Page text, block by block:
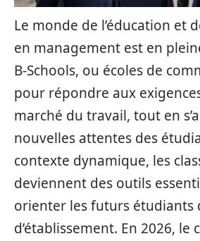
Le monde de l’éducation et
en management est en
B-Schools, ou écoles de
pour répondre aux
marché du travail, tout en
nouvelles attentes des
contexte dynamique, les
deviennent des outils
orienter les futurs étudiants
d’établissement. En 2026, le